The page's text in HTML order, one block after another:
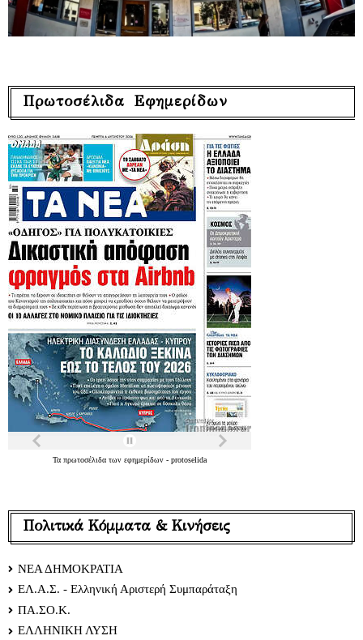
Πρωτοσέλιδα Εφημερίδων
Τα πρωτοσέλιδα των εφημερίδων - protoselida
Πολιτικά Κόμματα & Κινήσεις
ΝΕΑ ΔΗΜΟΚΡΑΤΙΑ
ΕΛ.Α.Σ. - Ελληνική Αριστερή Συμπαράταξη
ΠΑ.ΣΟ.Κ.
ΕΛΛΗΝΙΚΗ ΛΥΣΗ